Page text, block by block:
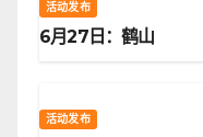
活动发布
6月27日：鹤山
活动发布